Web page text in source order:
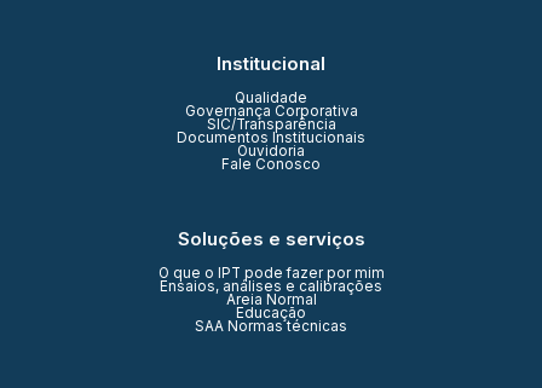
Institucional
Qualidade
Governança Corporativa
SIC/Transparência
Documentos Institucionais
Ouvidoria
Fale Conosco
Soluções e serviços
O que o IPT pode fazer por mim
Ensaios, análises e calibrações
Areia Normal
Educação
SAA Normas técnicas